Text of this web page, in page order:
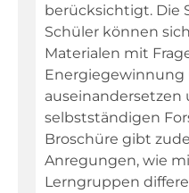
Fachportal
berücksichtigt. Die
Schüler können
Materialen mit
auseinandersetzen
selbstständigen
Broschüre gibt
Anregungen, wie
Lerngruppen